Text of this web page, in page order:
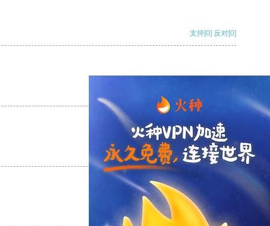
支持[0] 反对[0]
支持 [0] 反对[0]
支持[0] 反对